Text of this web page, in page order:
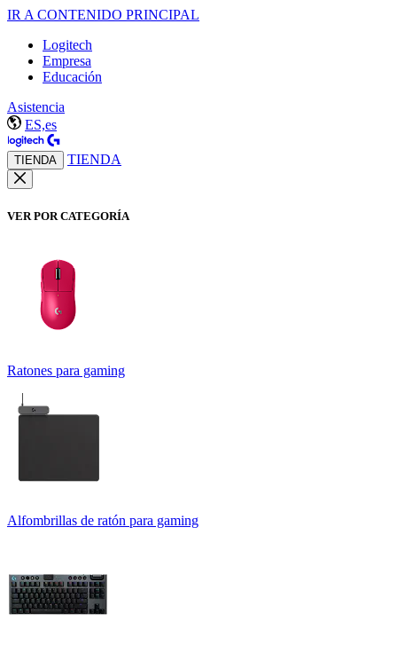
IR A CONTENIDO PRINCIPAL
Logitech
Empresa
Educación
Asistencia
ES,es
TIENDA TIENDA
VER POR CATEGORÍA
Ratones para gaming
Alfombrillas de ratón para gaming